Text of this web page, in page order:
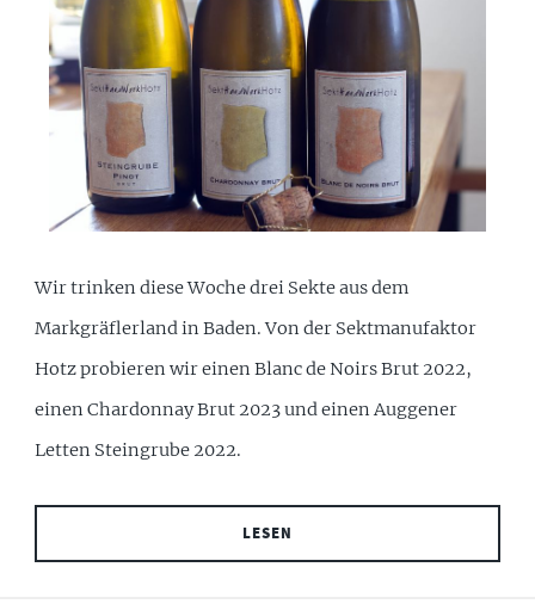
Wir trinken diese Woche drei Sekte aus dem
Markgräflerland in Baden. Von der Sektmanufaktor
Hotz probieren wir einen Blanc de Noirs Brut 2022,
einen Chardonnay Brut 2023 und einen Auggener
Letten Steingrube 2022.
LESEN